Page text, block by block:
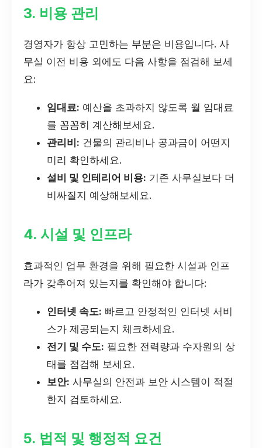
3. 비용 관리
경영자가 항상 고민하는 부분은 비용입니다. 사
무실 이전 비용 외에도 다음 사항을 점검해 보세
요:
임대료: 예산을 초과하지 않도록 월 임대료
를 꼼꼼히 계산해보세요.
관리비: 건물의 관리비나 공과금이 어떤지
미리 확인하세요.
설비 및 인테리어 비용: 기존 사무실보다 더
비싸질지 예상해보세요.
4. 시설 및 인프라
효과적인 업무 환경을 위해 필요한 시설과 인프
라가 갖추어져 있는지를 확인해야 합니다:
인터넷 속도: 빠르고 안정적인 인터넷 서비
스가 제공되는지 체크하세요.
전기 및 수도: 필요한 전력량과 수자원의 상
태를 점검해 보세요.
보안: 사무실의 안전과 보안 시스템이 적절
한지 검토하세요.
5. 법적 및 행정적 요건